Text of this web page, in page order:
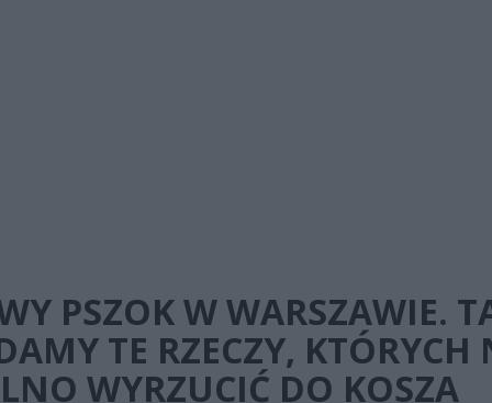
PSZOK W WARSZAWIE.
TE RZECZY, KTÓRYCH
WYRZUCIĆ DO KOSZA